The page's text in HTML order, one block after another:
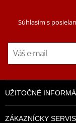
Súhlasím s
UŽITOČNÉ
ZÁKAZNÍCKY SERVIS